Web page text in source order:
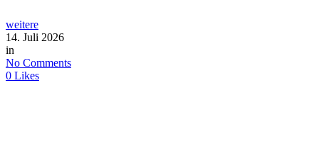
weitere
14. Juli 2026
in
No Comments
0 Likes